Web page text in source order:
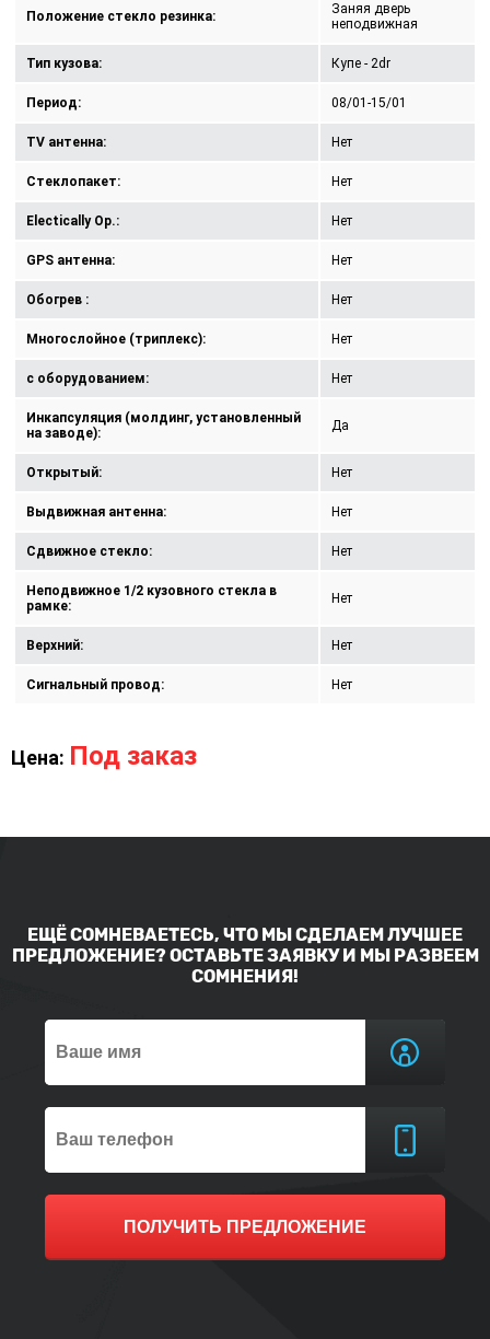
Положение стекло резинка:
Заняя дверь
неподвижная
Тип кузова: Купе - 2dr
Период: 08/01-15/01
TV антенна: Нет
Стеклопакет: Нет
Electically Op.: Нет
GPS антенна: Нет
Обогрев : Нет
Многослойное (триплекс): Нет
с оборудованием: Нет
Инкапсуляция (молдинг, установленный
на заводе):
Да
Открытый: Нет
Выдвижная антенна: Нет
Сдвижное стекло: Нет
Неподвижное 1/2 кузовного стекла в
рамке:
Нет
Верхний: Нет
Сигнальный провод: Нет
Цена: Под заказ
ЕЩЁ СОМНЕВАЕТЕСЬ, ЧТО МЫ СДЕЛАЕМ ЛУЧШЕЕ
ПРЕДЛОЖЕНИЕ? ОСТАВЬТЕ ЗАЯВКУ И МЫ РАЗВЕЕМ
СОМНЕНИЯ!
ПОЛУЧИТЬ ПРЕДЛОЖЕНИЕ